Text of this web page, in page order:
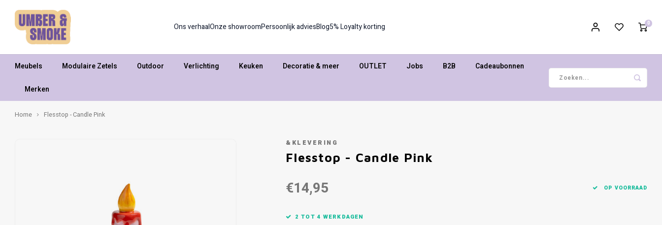
Ons verhaalOnze showroomPersoonlijk adviesBlog5% Loyalty korting 0
Meubels Modulaire Zetels Outdoor Verlichting Keuken Decoratie & meer OUTLET Jobs B2B Cadeaubonnen
Merken
Home Flesstop - Candle Pink
&KLEVERING
Flesstop - Candle Pink
€14,95 OP VOORRAAD
2 TOT 4 WERKDAGEN